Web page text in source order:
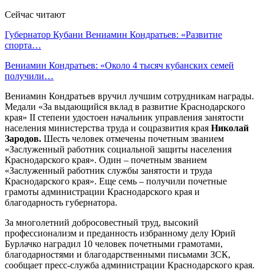
Сейчас читают
Губернатор Кубани Вениамин Кондратьев: «Развитие
спорта…
Вениамин Кондратьев: «Около 4 тысяч кубанских семей
получили…
Вениамин Кондратьев вручил лучшим сотрудникам награды.
Медали «За выдающийся вклад в развитие Краснодарского
края» II степени удостоен начальник управления занятости
населения министерства труда и соцразвития края Николай
Зародов. Шесть человек отмечены почетным званием
«Заслуженный работник социальной защиты населения
Краснодарского края». Один – почетным званием
«Заслуженный работник службы занятости и труда
Краснодарского края». Еще семь – получили почетные
грамоты администрации Краснодарского края и
благодарность губернатора.
За многолетний добросовестный труд, высокий
профессионализм и преданность избранному делу Юрий
Бурлачко наградил 10 человек почетными грамотами,
благодарностями и благодарственными письмами ЗСК,
сообщает пресс-служба администрации Краснодарского края.